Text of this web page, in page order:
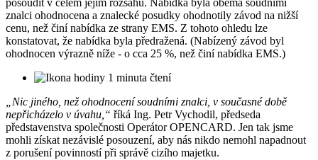
posoudit v celém jejím rozsahu. Nabídka byla oběma soudními
znalci ohodnocena a znalecké posudky ohodnotily závod na nižší
cenu, než činí nabídka ze strany EMS. Z tohoto ohledu lze
konstatovat, že nabídka byla předražená. (Nabízený závod byl
ohodnocen výrazně níže - o cca 25 %, než činí nabídka EMS.)
1 minuta čtení
„Nic jiného, než ohodnocení soudními znalci, v současné době
nepřicházelo v úvahu,“ říká Ing. Petr Vychodil, předseda
představenstva společnosti Operátor OPENCARD. Jen tak jsme
mohli získat nezávislé posouzení, aby nás nikdo nemohl napadnout
z porušení povinností při správě cizího majetku.